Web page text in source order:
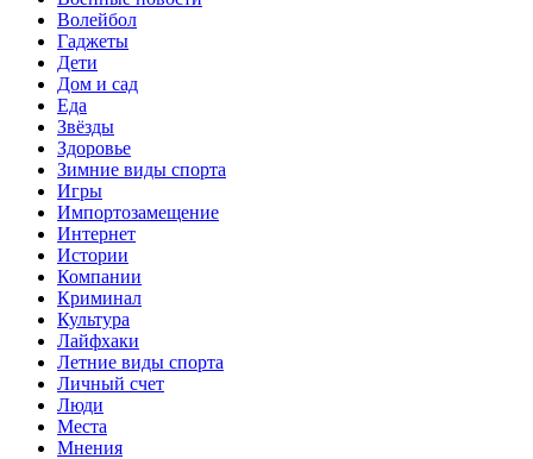
Волейбол
Гаджеты
Дети
Дом и сад
Еда
Звёзды
Здоровье
Зимние виды спорта
Игры
Импортозамещение
Интернет
Истории
Компании
Криминал
Культура
Лайфхаки
Летние виды спорта
Личный счет
Люди
Места
Мнения